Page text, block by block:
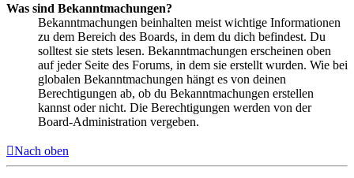
Was sind Bekanntmachungen?
Bekanntmachungen beinhalten meist wichtige Informationen
zu dem Bereich des Boards, in dem du dich befindest. Du
solltest sie stets lesen. Bekanntmachungen erscheinen oben
auf jeder Seite des Forums, in dem sie erstellt wurden. Wie bei
globalen Bekanntmachungen hängt es von deinen
Berechtigungen ab, ob du Bekanntmachungen erstellen
kannst oder nicht. Die Berechtigungen werden von der
Board-Administration vergeben.
Nach oben